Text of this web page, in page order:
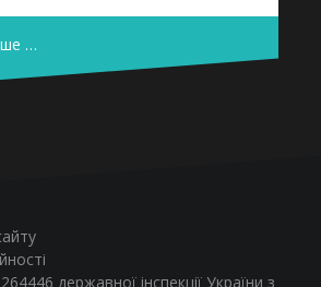
…
державної інспекції України з